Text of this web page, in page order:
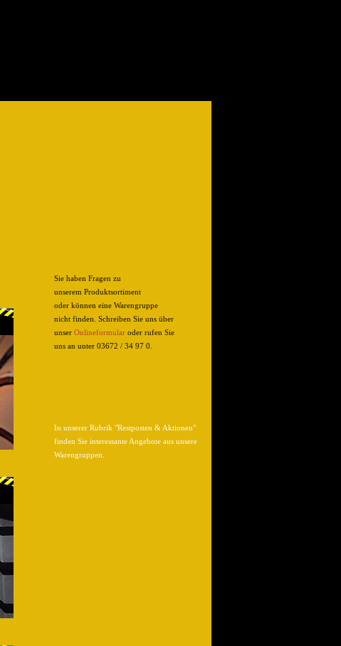
Sie haben Fragen zu
unserem Produktsortiment
oder können eine Warengruppe
nicht finden. Schreiben Sie uns über
unser Onlineformular oder rufen Sie
uns an unter 03672 / 34 97 0.
In unserer Rubrik "Restposten & Aktionen"
finden Sie interessante Angebote aus unsere
Warengruppen.